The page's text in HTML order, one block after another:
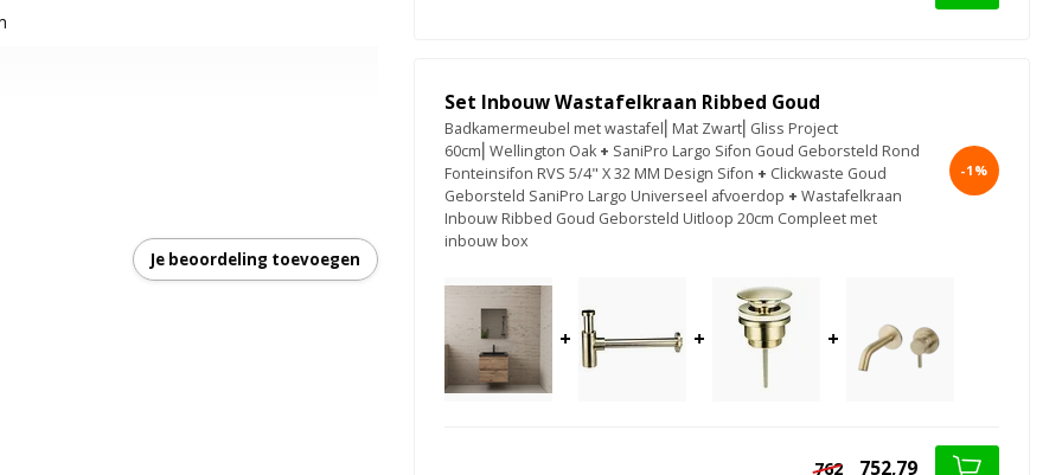
Je beoordeling toevoegen
Set Inbouw Wastafelkraan Ribbed Goud
Badkamermeubel met wastafel⎢Mat Zwart⎢Gliss Project
60cm⎢Wellington Oak + SaniPro Largo Sifon Goud Geborsteld Rond
Fonteinsifon RVS 5/4" X 32 MM Design Sifon + Clickwaste Goud
Geborsteld SaniPro Largo Universeel afvoerdop + Wastafelkraan
Inbouw Ribbed Goud Geborsteld Uitloop 20cm Compleet met
inbouw box
-1%
+ + +
762 752,79